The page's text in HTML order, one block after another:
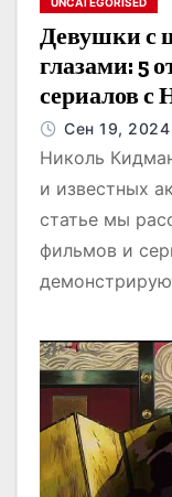
Девушки с
глазами: 5
сериалов
Сен 19, 2024
Николь
и известных
статье мы
фильмов и